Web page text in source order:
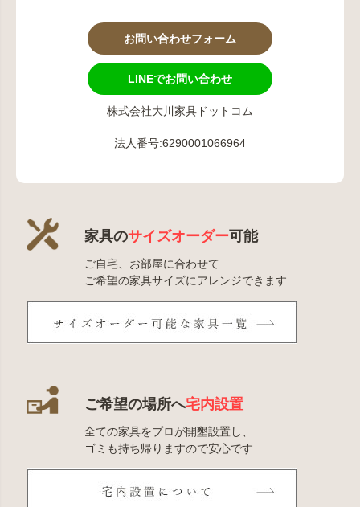
お問い合わせフォーム
LINEでお問い合わせ
株式会社大川家具ドットコム
法人番号:6290001066964
家具のサイズオーダー可能
ご自宅、お部屋に合わせて
ご希望の家具サイズにアレンジできます
ご希望の場所へ宅内設置
全ての家具をプロが開墾設置し、
ゴミも持ち帰りますので安心です